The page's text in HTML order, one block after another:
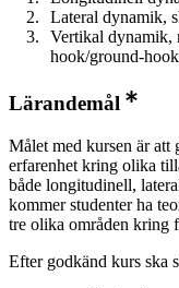
Lateral dynamik,
Vertikal dynamik,
hook/ground-
Lärandemål
Målet med kursen är att
erfarenhet kring olika
både longitudinell,
kommer studenter ha
tre olika områden kring
Efter godkänd kurs ska